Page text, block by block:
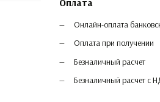
Онлайн-оплата
Оплата при получении
Безналичный расчет
Безналичный расчет с